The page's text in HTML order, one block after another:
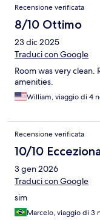
Recensione verificata
8/10 Ottimo
23 dic 2025
Traduci con Google
Room was very clean.
amenities.
William, viaggio di 4
Recensione verificata
10/10
3 gen 2026
Traduci con Google
sim
Marcelo, viaggio di 3